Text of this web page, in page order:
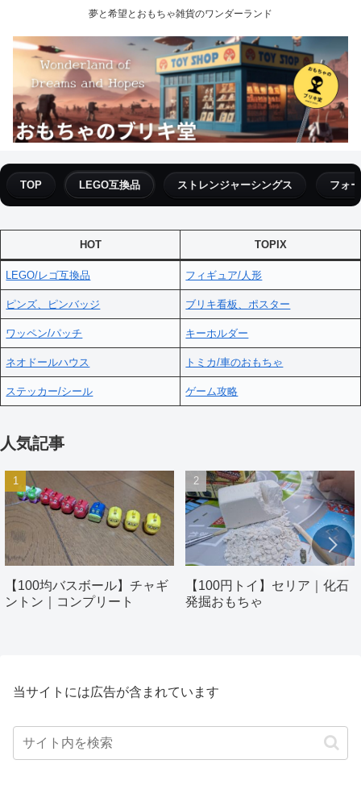
夢と希望とおもちゃ雑貨のワンダーランド
TOP LEGO互換品 ストレンジャーシングス フォ
HOT TOPIX
LEGO/レゴ互換品 フィギュア/人形
ピンズ、ピンバッジ ブリキ看板、ポスター
ワッペン/パッチ キーホルダー
ネオドールハウス トミカ/車のおもちゃ
ステッカー/シール ゲーム攻略
人気記事
【100均バスボール】チャギ
ントン｜コンプリート
【100円トイ】セリア｜化石
発掘おもちゃ
当サイトには広告が含まれています